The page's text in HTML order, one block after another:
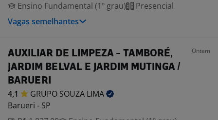
Ensino Fundamental (1º grau)
Presencial
Vagas semelhantes
AUXILIAR DE LIMPEZA - TAMBORÉ,
JARDIM BELVAL E JARDIM MUTINGA /
BARUERI
Ontem
4,1 GRUPO SOUZA LIMA
Barueri - SP